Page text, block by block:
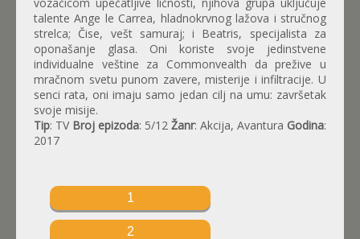
talente Ange le Carrea, hladnokrvnog lažova i stručnog
strelca; Čise, vešt samuraj; i Beatris, specijalista za
oponašanje glasa. Oni koriste svoje jedinstvene
individualne veštine za Commonvealth da prežive u
mračnom svetu punom zavere, misterije i infiltracije. U
senci rata, oni imaju samo jedan cilj na umu: završetak
svoje misije.
Tip: TV Broj epizoda: 5/12 Žanr: Akcija, Avantura Godina:
2017
1
2